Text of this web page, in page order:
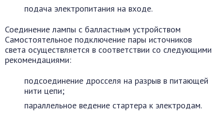
подача электропитания на входе.
Соединение лампы с балластным устройством
Самостоятельное подключение пары источников
света осуществляется в соответствии со следующими
рекомендациями:
подсоединение дросселя на разрыв в питающей
нити цепи;
параллельное ведение стартера к электродам.